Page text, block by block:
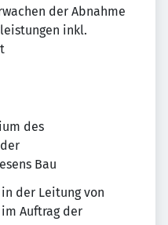
der Abnahme
inkl.
des
Bau
der Leitung von
Auftrag der